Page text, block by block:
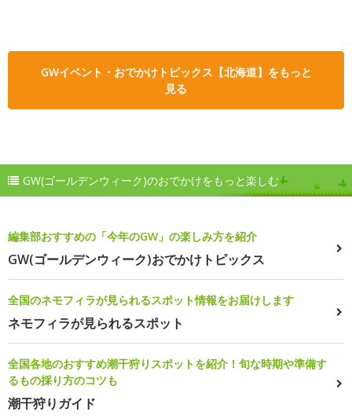
GWイベント・おでかけトピックス【北海道】をもっと
見る
GW(ゴールデンウィーク)のおでかけをもっと楽しむ
編集部おすすめの「今年のGW」の楽しみ方を紹介
GW(ゴールデンウィーク)おでかけトピックス
全国のネモフィラが見られるスポット情報をお届けします
ネモフィラが見られるスポット
全国各地のおすすめ潮干狩りスポットを紹介！旬な時期や準備す
るもの採り方のコツも
潮干狩りガイド